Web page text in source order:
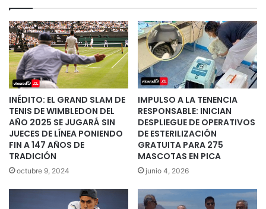
INÉDITO: EL GRAND SLAM DE
TENIS DE WIMBLEDON DEL
AÑO 2025 SE JUGARÁ SIN
JUECES DE LÍNEA PONIENDO
FIN A 147 AÑOS DE
TRADICIÓN
octubre 9, 2024
IMPULSO A LA TENENCIA
RESPONSABLE: INICIAN
DESPLIEGUE DE OPERATIVOS
DE ESTERILIZACIÓN
GRATUITA PARA 275
MASCOTAS EN PICA
junio 4, 2026